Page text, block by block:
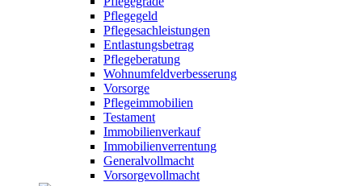
Pflegegeld
Pflegesachleistungen
Entlastungsbetrag
Pflegeberatung
Wohnumfeldverbesserung
Vorsorge
Pflegeimmobilien
Testament
Immobilienverkauf
Immobilienverrentung
Generalvollmacht
Vorsorgevollmacht